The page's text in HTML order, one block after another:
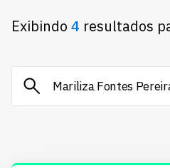
Exibindo 4 resultados